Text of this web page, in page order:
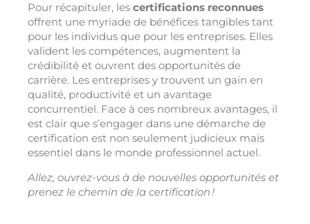
Pour récapituler, les certifications reconnues
offrent une myriade de bénéfices tangibles tant
pour les individus que pour les entreprises. Elles
valident les compétences, augmentent la
crédibilité et ouvrent des opportunités de
carrière. Les entreprises y trouvent un gain en
qualité, productivité et un avantage
concurrentiel. Face à ces nombreux avantages, il
est clair que s’engager dans une démarche de
certification est non seulement judicieux mais
essentiel dans le monde professionnel actuel.
Allez, ouvrez-vous à de nouvelles opportunités et
prenez le chemin de la certification !